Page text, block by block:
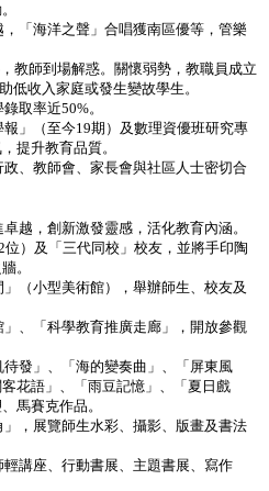
「海洋之聲」合唱獲南區優等，管樂
教師到場解惑。關懷弱勢，教職員成立
低收入家庭或發生變故學生。
錄取率近50%。
報」（至今19期）及數理資優班研究專
提升教育品質。
、教師會、家長會與社區人士密切合
越，創新激發靈感，活化教育內涵。
位）及「三代同校」校友，並將手印陶
。
（小型美術館），舉辦師生、校友及
、「科學教育推廣走廊」，開放參觀
發」、「海的變奏曲」、「屏東風
花語」、「雨豆記憶」、「夏日戲
馬賽克作品。
，展覽師生水彩、攝影、版畫及書法
講座、行動書展、主題書展、寫作